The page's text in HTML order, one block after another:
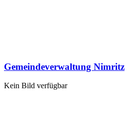
Gemeindeverwaltung Nimritz
Kein Bild verfügbar